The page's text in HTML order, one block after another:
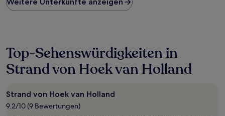
Nacht,
letzten
24 Stunden
für
einen
mit
1 Übernachtung
von
Top-Sehenswürdigkeiten in
Strand von Hoek van Holland
Strand von Hoek van Holland
9.2/10 (9 Bewertungen)